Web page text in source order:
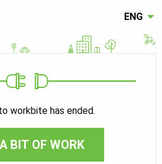
ENG
workbite has ended.
BIT OF WORK